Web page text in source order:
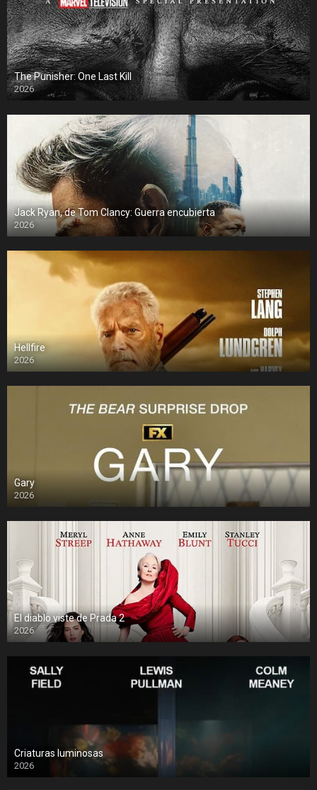
The Punisher: One Last Kill
2026
Jack Ryan, de Tom Clancy: Guerra encubierta
2026
Hellfire
2026
Gary
2026
El diablo viste de Prada 2
2026
Criaturas luminosas
2026